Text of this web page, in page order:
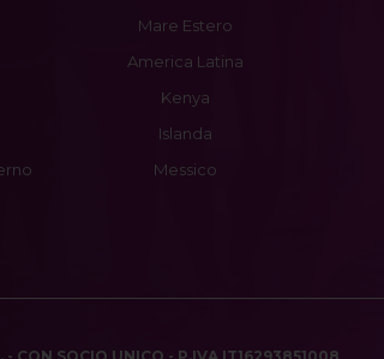
Mare Estero
America Latina
Kenya
Islanda
Messico